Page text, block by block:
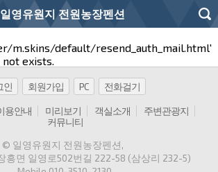
일영유원지 전원농장펜션
m.skins/default/resend_auth_mail.html'
exists.
인 회원가입 PC 전화걸기
용안내 미리보기 객실소개
주변관광지
커뮤니티
© 일영유원지 전원농장펜션,
흥면 일영로502번길 222-58 (삼상리 232-5)